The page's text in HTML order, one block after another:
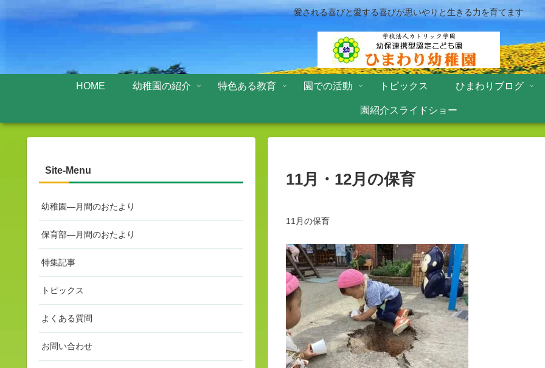
愛される喜びと愛する喜びが思いやりと生きる力を育てます
HOME 幼稚園の紹介 特色ある教育 園での活動 トピックス ひまわりブログ
園紹介スライドショー
11月・12月の保育
11月の保育
Site-Menu
幼稚園—月間のおたより
保育部—月間のおたより
特集記事
トピックス
よくある質問
お問い合わせ